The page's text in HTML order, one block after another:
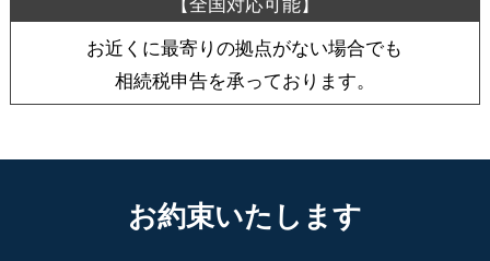
お近くに最寄りの拠点がない場合でも
相続税申告を承っております。
お約束いたします